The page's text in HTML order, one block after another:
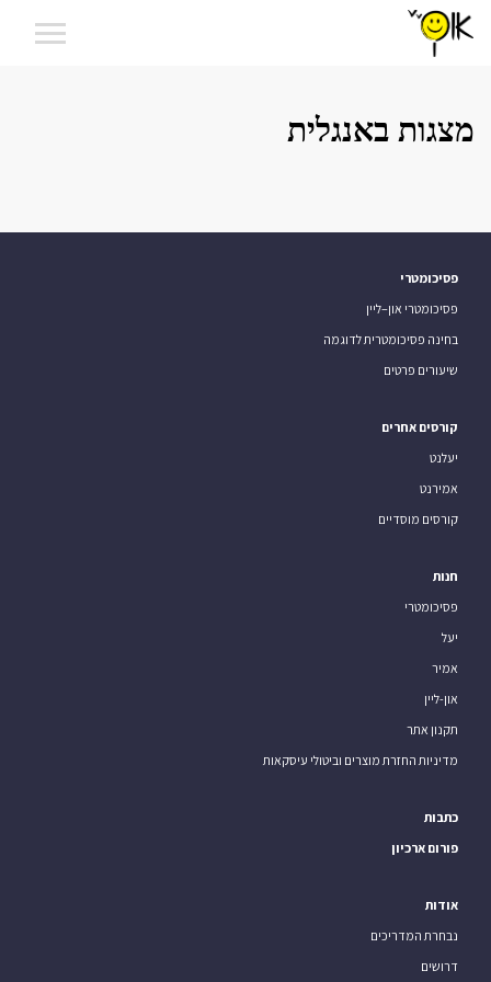
מצגות באנגלית
פסיכומטרי
פסיכומטרי און–ליין
בחינה פסיכומטרית לדוגמה
שיעורים פרטים
קורסים אחרים
יעלנט
אמירנט
קורסים מוסדיים
חנות
פסיכומטרי
יעל
אמיר
און-ליין
תקנון אתר
מדיניות החזרת מוצרים וביטולי עיסקאות
כתבות
פורום ארכיון
אודות
נבחרת המדריכים
דרושים